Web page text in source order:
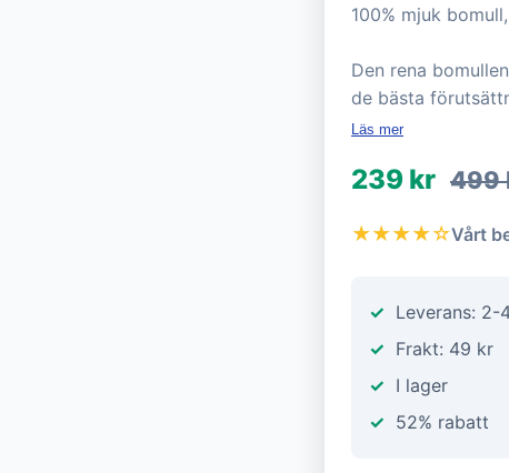
100% mjuk
Den rena
de bästa
Läs mer
239 kr 499
★★★★☆Vårt
Leverans: 2-
Frakt: 49 kr
I lager
52% rabatt